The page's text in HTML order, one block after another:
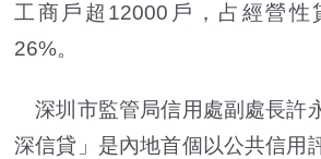
工商戶超12000戶，占經營性
26%。
深圳市監管局信用處副處長許
深信貸」是內地首個以公共信用